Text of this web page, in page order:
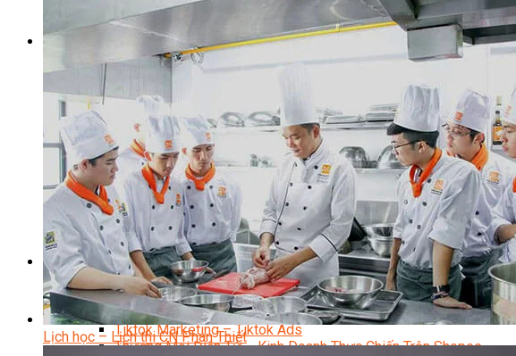
Chuyên Đề Bếp Bánh
Video Dạy Làm Bánh
Quản Trị NHKS
Quản Trị Nhà Hàng Khách Sạn Quốc Tế
Nghiệp Vụ Quản Lý NH-KS
Quản Lý Nhà Hàng Chuyên Nghiệp
Quản Lý Khách Sạn Chuyên Nghiệp
Nghiệp Vụ Quản Lý Nhà Hàng
Nghiệp Vụ Lễ Tân Chuyên Nghiệp
Giám Đốc Điều Hành Nhà Hàng
Tiếng Anh Nhà Hàng Khách Sạn
Khởi Sự Kinh Doanh Khách Sạn
Khởi Sự Kinh Doanh Nhà Hàng
Khởi Sự Kinh Doanh Khách Sạn Mini – Homestay – AirBnB
Kiến Thức & Kỹ Năng Ngành NH – KS
Marketing
Digital Marketing
Giám Đốc Digital Marketing
Chuyên Viên Social Media
Tiktok Marketing – Tiktok Ads
Thương Mại Điện Tử – Kinh Doanh Thực Chiến Trên Shopee
Lịch học – Lịch thi CN Phan Thiết